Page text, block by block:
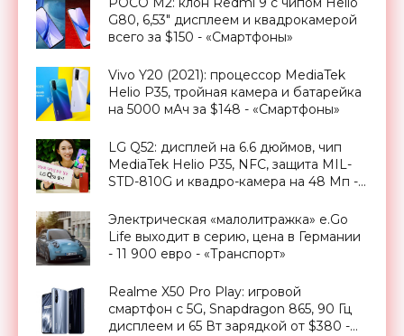
G80, 6,53" дисплеем и квадрокамерой
всего за $150 - «Смартфоны»
Vivo Y20 (2021): процессор MediaTek
Helio P35, тройная камера и батарейка
на 5000 мАч за $148 - «Смартфоны»
LG Q52: дисплей на 6.6 дюймов, чип
MediaTek Helio P35, NFC, защита MIL-
STD-810G и квадро-камера на 48 Мп -
Электрическая «малолитражка» e.Go
Life выходит в серию, цена в Германии
- 11 900 евро - «Транспорт»
Realme X50 Pro Play: игровой
смартфон с 5G, Snapdragon 865, 90 Гц
дисплеем и 65 Вт зарядкой от $380 -